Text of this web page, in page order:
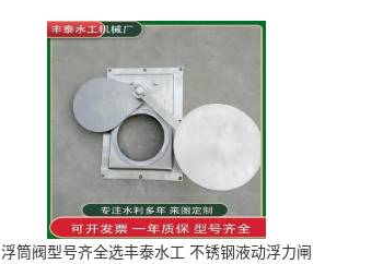
浮筒阀型号齐全选丰泰水工 不锈钢液动浮力闸